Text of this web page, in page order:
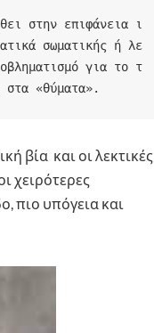
στην επιφάνεια ι
σωματικής ή λε
για το τ
στα «θύματα».
βία και οι λεκτικές
χειρότερες
πιο υπόγεια και